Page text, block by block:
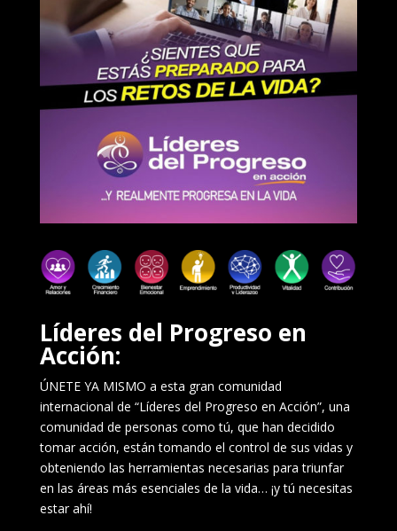
Líderes del Progreso en
Acción:
ÚNETE YA MISMO a esta gran comunidad
internacional de “Líderes del Progreso en Acción”, una
comunidad de personas como tú, que han decidido
tomar acción, están tomando el control de sus vidas y
obteniendo las herramientas necesarias para triunfar
en las áreas más esenciales de la vida… ¡y tú necesitas
estar ahí!